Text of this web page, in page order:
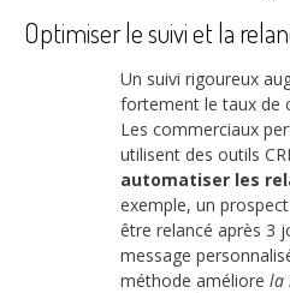
Optimiser le suivi et la
Un suivi rigoureux
fortement le taux de
Les commerciaux
utilisent des outils
automatiser les
exemple, un
être relancé après 3
message
méthode améliore la